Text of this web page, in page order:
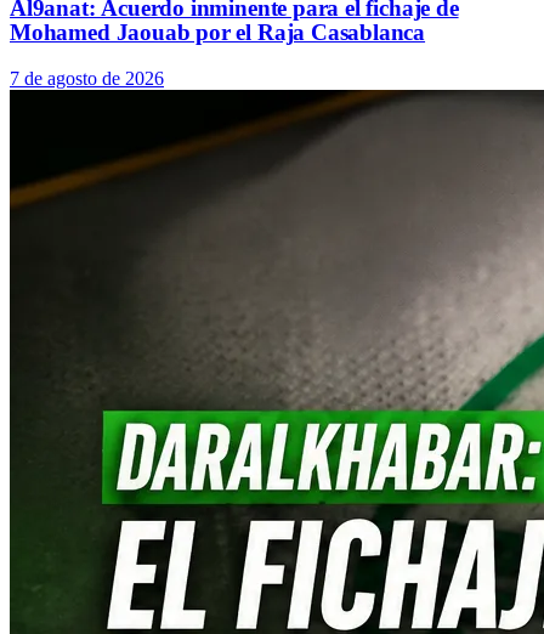
Al9anat: Acuerdo inminente para el fichaje de
Mohamed Jaouab por el Raja Casablanca
7 de agosto de 2026